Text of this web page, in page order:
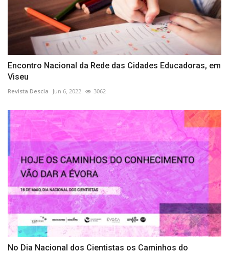
Encontro Nacional da Rede das Cidades Educadoras, em
Viseu
Revista Descla Jun 6, 2022 3062
No Dia Nacional dos Cientistas os Caminhos do